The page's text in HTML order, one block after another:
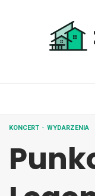
KONCERT WYDARZENIA